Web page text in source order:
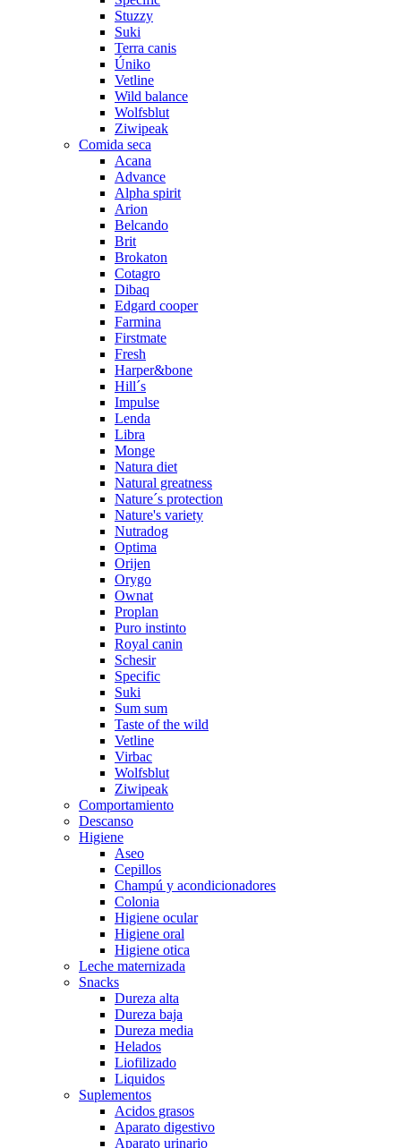
Stuzzy
Suki
Terra canis
Úniko
Vetline
Wild balance
Wolfsblut
Ziwipeak
Comida seca
Acana
Advance
Alpha spirit
Arion
Belcando
Brit
Brokaton
Cotagro
Dibaq
Edgard cooper
Farmina
Firstmate
Fresh
Harper&bone
Hill´s
Impulse
Lenda
Libra
Monge
Natura diet
Natural greatness
Nature´s protection
Nature's variety
Nutradog
Optima
Orijen
Orygo
Ownat
Proplan
Puro instinto
Royal canin
Schesir
Specific
Suki
Sum sum
Taste of the wild
Vetline
Virbac
Wolfsblut
Ziwipeak
Comportamiento
Descanso
Higiene
Aseo
Cepillos
Champú y acondicionadores
Colonia
Higiene ocular
Higiene oral
Higiene otica
Leche maternizada
Snacks
Dureza alta
Dureza baja
Dureza media
Helados
Liofilizado
Liquidos
Suplementos
Acidos grasos
Aparato digestivo
Aparato urinario